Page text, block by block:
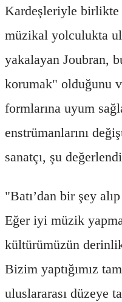
Kardeşleriyle birlikte
müzikal yolculukta
yakalayan Joubran,
korumak" olduğunu
formlarına uyum
enstrümanlarını
sanatçı, şu
"Batı’dan bir şey
Eğer iyi müzik
kültürümüzün
Bizim yaptığımız
uluslararası düzeye